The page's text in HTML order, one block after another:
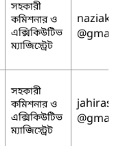
সহকারী
কমিশনার ও
এক্সিকিউটিভ
ম্যাজিস্ট্রেট
সহকারী
কমিশনার ও
এক্সিকিউটিভ
ম্যাজিস্ট্রেট